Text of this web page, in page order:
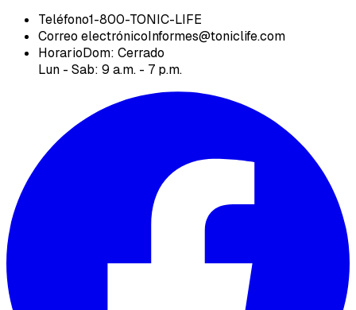
Teléfono1-800-TONIC-LIFE
Correo electrónicoInformes@toniclife.com
HorarioDom: Cerrado
Lun - Sab: 9 a.m. - 7 p.m.